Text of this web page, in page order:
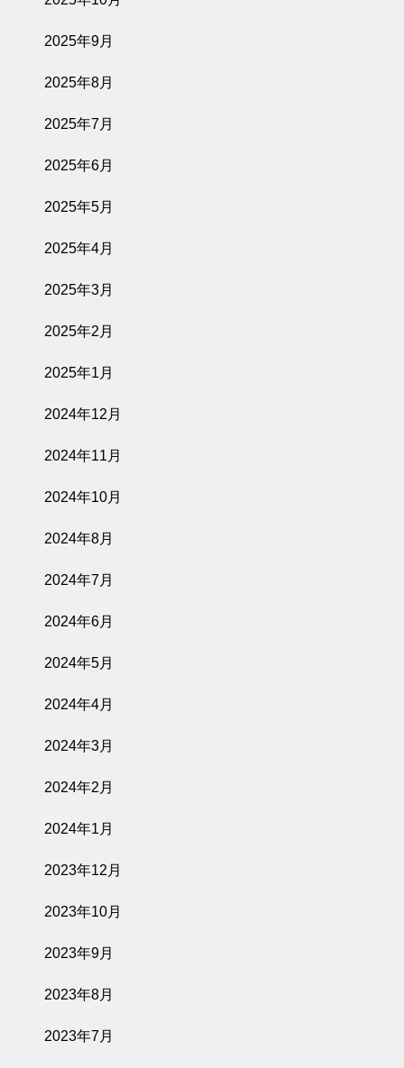
2025年9月
2025年8月
2025年7月
2025年6月
2025年5月
2025年4月
2025年3月
2025年2月
2025年1月
2024年12月
2024年11月
2024年10月
2024年8月
2024年7月
2024年6月
2024年5月
2024年4月
2024年3月
2024年2月
2024年1月
2023年12月
2023年10月
2023年9月
2023年8月
2023年7月